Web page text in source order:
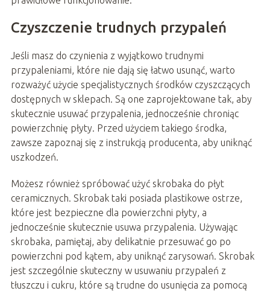
Czyszczenie trudnych przypaleń
Jeśli masz do czynienia z wyjątkowo trudnymi
przypaleniami, które nie dają się łatwo usunąć, warto
rozważyć użycie specjalistycznych środków czyszczących
dostępnych w sklepach. Są one zaprojektowane tak, aby
skutecznie usuwać przypalenia, jednocześnie chroniąc
powierzchnię płyty. Przed użyciem takiego środka,
zawsze zapoznaj się z instrukcją producenta, aby uniknąć
uszkodzeń.
Możesz również spróbować użyć skrobaka do płyt
ceramicznych. Skrobak taki posiada plastikowe ostrze,
które jest bezpieczne dla powierzchni płyty, a
jednocześnie skutecznie usuwa przypalenia. Używając
skrobaka, pamiętaj, aby delikatnie przesuwać go po
powierzchni pod kątem, aby uniknąć zarysowań. Skrobak
jest szczególnie skuteczny w usuwaniu przypaleń z
tłuszczu i cukru, które są trudne do usunięcia za pomocą